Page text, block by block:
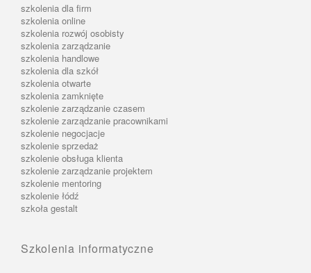
szkolenia dla firm
szkolenia online
szkolenia rozwój osobisty
szkolenia zarządzanie
szkolenia handlowe
szkolenia dla szkół
szkolenia otwarte
szkolenia zamknięte
szkolenie zarządzanie czasem
szkolenie zarządzanie pracownikami
szkolenie negocjacje
szkolenie sprzedaż
szkolenie obsługa klienta
szkolenie zarządzanie projektem
szkolenie mentoring
szkolenie łódź
szkoła gestalt
Szkolenia informatyczne